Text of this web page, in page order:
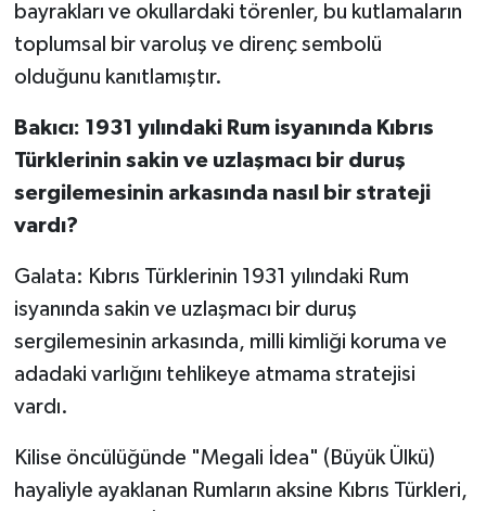
bayrakları ve okullardaki törenler, bu kutlamaların
toplumsal bir varoluş ve direnç sembolü
olduğunu kanıtlamıştır.
Bakıcı: 1931 yılındaki Rum isyanında Kıbrıs
Türklerinin sakin ve uzlaşmacı bir duruş
sergilemesinin arkasında nasıl bir strateji
vardı?
Galata: Kıbrıs Türklerinin 1931 yılındaki Rum
isyanında sakin ve uzlaşmacı bir duruş
sergilemesinin arkasında, milli kimliği koruma ve
adadaki varlığını tehlikeye atmama stratejisi
vardı.
Kilise öncülüğünde "Megali İdea" (Büyük Ülkü)
hayaliyle ayaklanan Rumların aksine Kıbrıs Türkleri,